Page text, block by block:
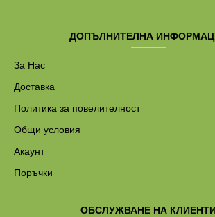
ДОПЪЛНИТЕЛНА
За Нас
Доставка
Политика за повелителност
Общи условия
Акаунт
Поръчки
ОБСЛУЖВАНЕ НА КЛИЕНТИ